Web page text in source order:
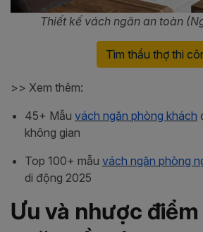
Thiết kế vách ngăn an toàn
Tìm thầu thợ thi
>> Xem thêm:
45+ Mẫu vách ngăn phòng khách
không gian
Top 100+ mẫu vách ngăn phòng
di động 2025
Ưu và nhược